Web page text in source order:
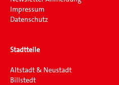
Impressum
Datenschutz
Stadtteile
Altstadt & Neustadt
Billstedt